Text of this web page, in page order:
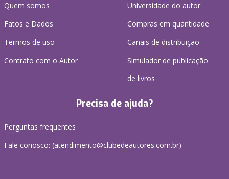
Quem somos
Fatos e Dados
Termos de uso
Contrato com o Autor
Universidade do autor
Compras em quantidade
Canais de distribuição
Simulador de publicação
de livros
Precisa de ajuda?
Perguntas frequentes
Fale conosco: (atendimento@clubedeautores.com.br)